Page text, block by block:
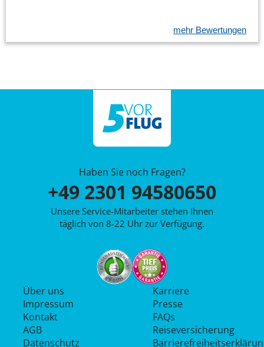
mehr Bewertungen
Haben Sie noch Fragen?
+49 2301 94580650
Unsere Service-Mitarbeiter stehen Ihnen
täglich von 8-22 Uhr zur Verfügung.
Über uns
Impressum
Kontakt
AGB
Datenschutz
Karriere
Presse
FAQs
Reiseversicherung